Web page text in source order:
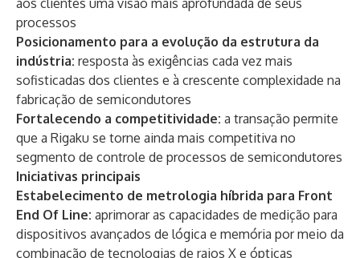
aos clientes uma visão mais aprofundada de seus
processos
Posicionamento para a evolução da estrutura da
indústria: resposta às exigências cada vez mais
sofisticadas dos clientes e à crescente complexidade na
fabricação de semicondutores
Fortalecendo a competitividade: a transação permite
que a Rigaku se torne ainda mais competitiva no
segmento de controle de processos de semicondutores
Iniciativas principais
Estabelecimento de metrologia híbrida para Front
End Of Line: aprimorar as capacidades de medição para
dispositivos avançados de lógica e memória por meio da
combinação de tecnologias de raios X e ópticas